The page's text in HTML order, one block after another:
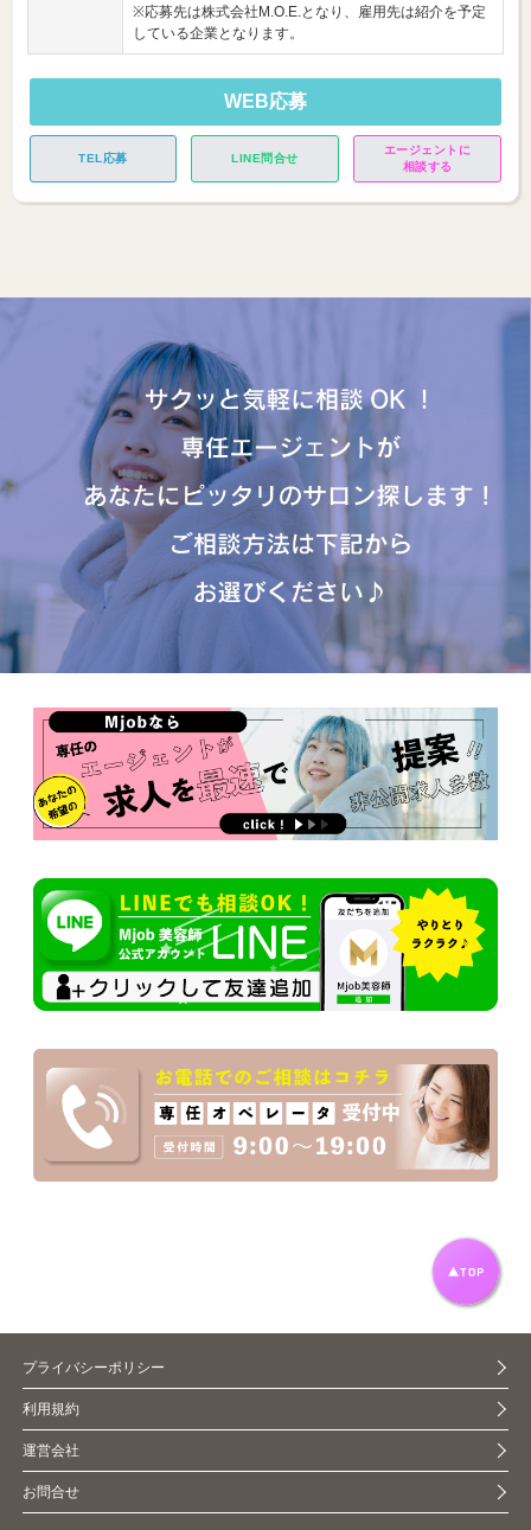
※応募先は株式会社M.O.E.となり、雇用先は紹介を予定
している企業となります。
WEB応募
TEL応募 LINE問合せ
エージェントに
相談する
プライバシーポリシー
利用規約
運営会社
お問合せ